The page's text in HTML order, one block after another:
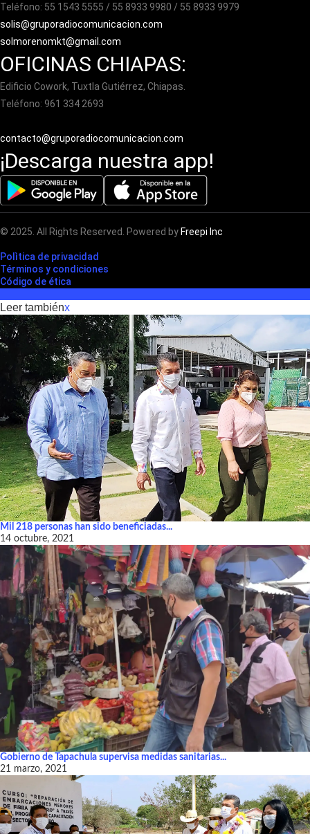
Teléfono: 55 1543 5555 / 55 8933 9980 / 55 8933 9979
solis@gruporadiocomunicacion.com
solmorenomkt@gmail.com
OFICINAS CHIAPAS:
Edificio Cowork, Tuxtla Gutiérrez, Chiapas.
Teléfono: 961 334 2693
contacto@gruporadiocomunicacion.com
¡Descarga nuestra app!
© 2025. All Rights Reserved. Powered by Freepi Inc
Polìtica de privacidad
Términos y condiciones
Código de ética
Leer tambiénx
Mil 218 personas han sido beneficiadas...
14 octubre, 2021
Gobierno de Tapachula supervisa medidas sanitarias...
21 marzo, 2021